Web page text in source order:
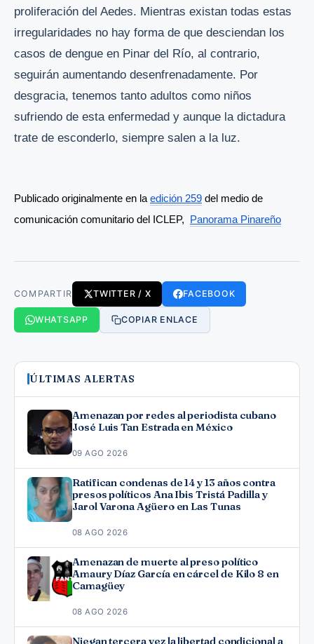
proliferación del Aedes. Mientras existan todas estas
irregularidades no hay forma de que desciendan los
casos de dengue en Pinar del Río, al contrario,
seguirán aumentando desenfrenadamente. Por
desgracia, tenemos tanto adultos como niños
sufriendo de esta enfermedad y aunque la dictadura
trate de esconderlo, siempre salen a la luz.
Publicado originalmente en la edición 259 del medio de
comunicación comunitario del ICLEP,
Panorama Pinareño
COMPARTIR TWITTER / X FACEBOOK
WHATSAPP COPIAR ENLACE
ÚLTIMAS ALERTAS
Amenazan por redes al periodista cubano
José Luis Tan Estrada en México
09 AGO 2026
Ratifican condenas de 14 y 13 años contra
presos políticos Ana Ibis Tristá Padilla y
Jarol Varona Agüero en Las Tunas
08 AGO 2026
Amenazan de muerte al preso político
Amaury Díaz García en cárcel de Kilo 8 en
Camagüey
08 AGO 2026
Niegan tercera vez la libertad condicional a